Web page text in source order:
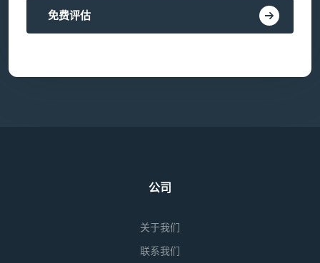
免费评估
公司
关于我们
联系我们